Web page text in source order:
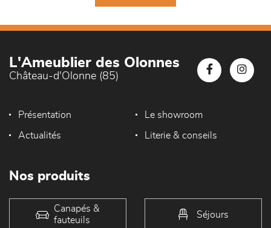
L'Ameublier des Olonnes
Château-d'Olonne (85)
Présentation Le showroom
Actualités Literie & conseils
Nos produits
Canapés &
fauteuils
Séjours